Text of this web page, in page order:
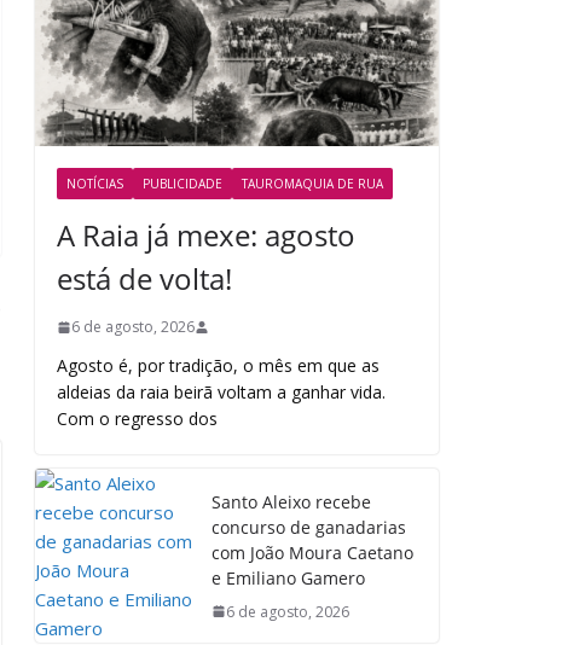
NOTÍCIAS PUBLICIDADE TAUROMAQUIA DE RUA
A Raia já mexe: agosto
está de volta!
6 de agosto, 2026
Agosto é, por tradição, o mês em que as
aldeias da raia beirã voltam a ganhar vida.
Com o regresso dos
Santo Aleixo recebe
concurso de ganadarias
com João Moura Caetano
e Emiliano Gamero
6 de agosto, 2026